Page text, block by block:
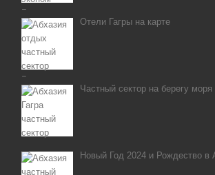
Отели Гагры на карте
Частный сектор на берегу моря
Новый Год 2024 и Рождество в